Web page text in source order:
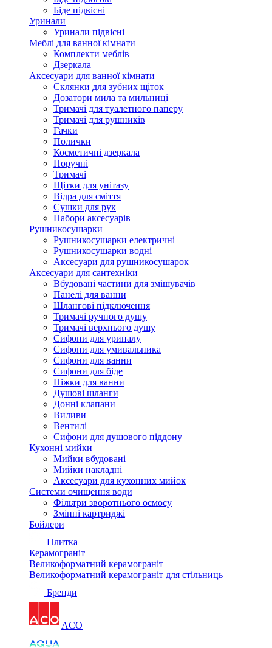
Біде підвісні
Уринали
Уринали підвісні
Меблі для ванної кімнати
Комплекти меблів
Дзеркала
Аксесуари для ванної кімнати
Склянки для зубних щіток
Дозатори мила та мильниці
Тримачі для туалетного паперу
Тримачі для рушників
Гачки
Полички
Косметичні дзеркала
Поручні
Тримачі
Щітки для унітазу
Відра для сміття
Сушки для рук
Набори аксесуарів
Рушникосушарки
Рушникосушарки електричні
Рушникосушарки водні
Аксесуари для рушникосушарок
Аксесуари для сантехніки
Вбудовані частини для змішувачів
Панелі для ванни
Шлангові підключення
Тримачі ручного душу
Тримачі верхнього душу
Сифони для уриналу
Сифони для умивальника
Сифони для ванни
Сифони для біде
Ніжки для ванни
Душові шланги
Донні клапани
Виливи
Вентилі
Сифони для душового піддону
Кухонні мийки
Мийки вбудовані
Мийки накладні
Аксесуари для кухонних мийок
Системи очищення води
Фільтри зворотнього осмосу
Змінні картриджі
Бойлери
Плитка
Керамограніт
Великоформатний керамограніт
Великоформатний керамограніт для стільниць
Бренди
ACO